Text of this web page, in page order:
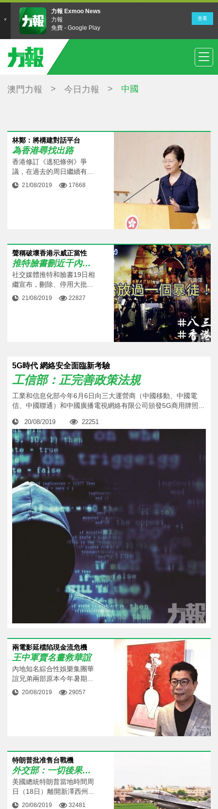
澳門力報 > 今日力報 > 中國
林鄭：將構建對話平台
為香港尋找出路
香港修訂《逃犯條例》爭
議，在過去的周日繼續有...
21/08/2019 17668
聲稱破壞香港示威正當性
推特臉書刪近千內地帳號
社交媒體推特和臉書19日相
繼宣布，刪除、停用大批...
21/08/2019 22827
5G時代 網絡安全面臨新考驗
工信部：正完善政策法規
工業和信息化部今年6月6日向三大運營商（中國移動、中國電
信、中國聯通）和中國廣播電視網絡有限公司頒發5G商用牌照...
20/08/2019 22251
兩電影延檔陷現金流危機
王中軍賣名畫救華誼
內地知名綜合性娛樂集團華
誼兄弟兩部原本今年暑期...
20/08/2019 29057
特朗普批准售台戰機
外交部：一切後果由美承擔
美國總統特朗普當地時間周
日（18日）離開新澤西州...
20/08/2019 32481